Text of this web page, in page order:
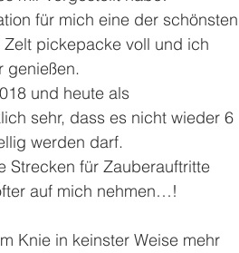
für mich eine der schönsten
pickepacke voll und ich
genießen.
und heute als
sehr, dass es nicht wieder 6
werden darf.
Strecken für Zauberauftritte
auf mich nehmen…!
Knie in keinster Weise mehr